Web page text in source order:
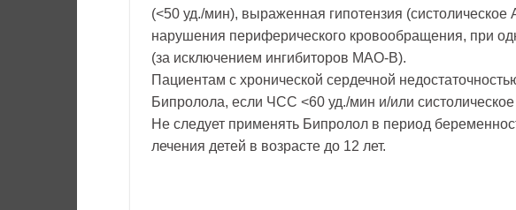
(<50 уд./мин), выраженная гипотензия
нарушения периферического кровообращения, при
(за исключением ингибиторов МАО-В).
Пациентам с хронической сердечной
Бипролола, если ЧСС <60 уд./мин и/или
Не следует применять Бипролол в период
лечения детей в возрасте до 12 лет.